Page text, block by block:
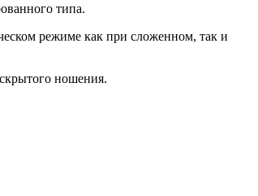
типа.
режиме как при сложенном, так и
ношения.